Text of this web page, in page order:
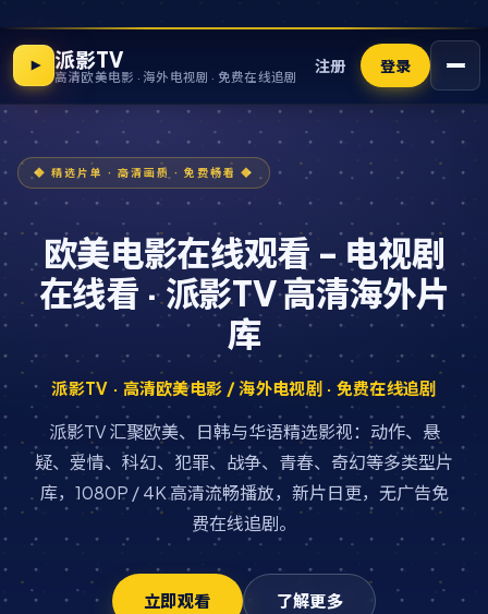
派影TV
高清欧美电影 · 海外电视剧 · 免费在线追剧
注册 登录
欧美电影在线观看 - 电视剧
在线看 · 派影TV 高清海外片
库
派影TV · 高清欧美电影 / 海外电视剧 · 免费在线追剧
派影TV 汇聚欧美、日韩与华语精选影视：动作、悬
疑、爱情、科幻、犯罪、战争、青春、奇幻等多类型片
库，1080P / 4K 高清流畅播放，新片日更，无广告免
费在线追剧。
立即观看 了解更多